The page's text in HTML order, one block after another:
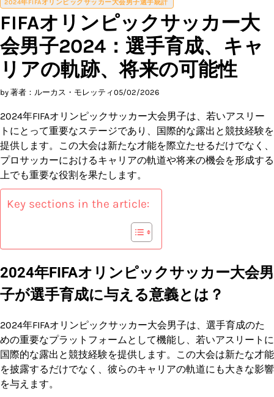
2024年FIFAオリンピックサッカー大会男子選手統計
FIFAオリンピックサッカー大
会男子2024：選手育成、キャ
リアの軌跡、将来の可能性
by 著者：ルーカス・モレッティ05/02/2026
2024年FIFAオリンピックサッカー大会男子は、若いアスリー
トにとって重要なステージであり、国際的な露出と競技経験を
提供します。この大会は新たな才能を際立たせるだけでなく、
プロサッカーにおけるキャリアの軌道や将来の機会を形成する
上でも重要な役割を果たします。
Key sections in the article:
2024年FIFAオリンピックサッカー大会男
子が選手育成に与える意義とは？
2024年FIFAオリンピックサッカー大会男子は、選手育成のた
めの重要なプラットフォームとして機能し、若いアスリートに
国際的な露出と競技経験を提供します。この大会は新たな才能
を披露するだけでなく、彼らのキャリアの軌道にも大きな影響
を与えます。